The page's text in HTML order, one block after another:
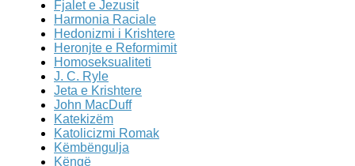
Fjalet e Jezusit
Harmonia Raciale
Hedonizmi i Krishtere
Heronjte e Reformimit
Homoseksualiteti
J. C. Ryle
Jeta e Krishtere
John MacDuff
Katekizëm
Katolicizmi Romak
Këmbëngulja
Këngë